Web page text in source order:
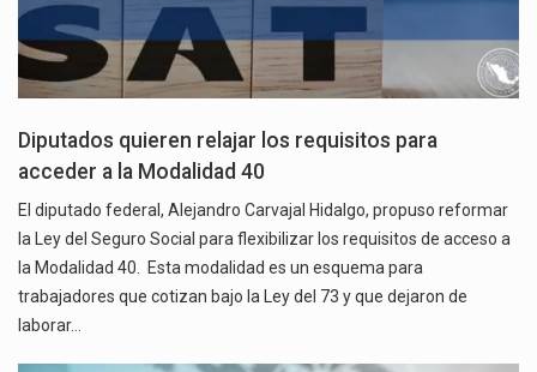
Diputados quieren relajar los requisitos para
acceder a la Modalidad 40
El diputado federal, Alejandro Carvajal Hidalgo, propuso reformar
la Ley del Seguro Social para flexibilizar los requisitos de acceso a
la Modalidad 40. Esta modalidad es un esquema para
trabajadores que cotizan bajo la Ley del 73 y que dejaron de
laborar…